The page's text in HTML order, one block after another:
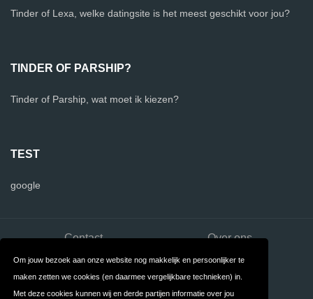
Om jouw bezoek aan onze website nog makkelijk en persoonlijker te
maken zetten we cookies (en daarmee vergelijkbare technieken) in.
Met deze cookies kunnen wij en derde partijen informatie over jou
Tinder of Lexa, welke datingsite is het meest geschikt voor jou?
TINDER OF PARSHIP?
Tinder of Parship, wat moet ik kiezen?
TEST
google
Contact Over ons
Privacy Algemene
Voorwaarden